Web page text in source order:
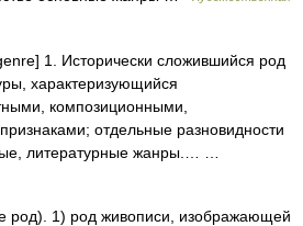
1. Исторически сложившийся род
характеризующийся
композиционными,
отдельные разновидности
литературные жанры.… …
1) род живописи, изображающей